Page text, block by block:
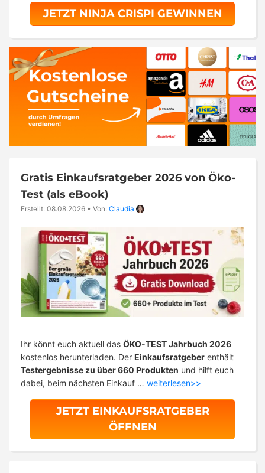
JETZT NINJA CRISPI GEWINNEN
Gratis Einkaufsratgeber 2026 von Öko-
Test (als eBook)
Erstellt: 08.08.2026 • Von: Claudia
Ihr könnt euch aktuell das ÖKO-TEST Jahrbuch 2026
kostenlos herunterladen. Der Einkaufsratgeber enthält
Testergebnisse zu über 660 Produkten und hilft euch
dabei, beim nächsten Einkauf … weiterlesen>>
JETZT EINKAUFSRATGEBER
ÖFFNEN